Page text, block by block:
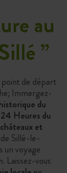
au
”
de départ
Immergez-
du
Heures du
châteaux et
Sillé-le-
un voyage
Laissez-vous